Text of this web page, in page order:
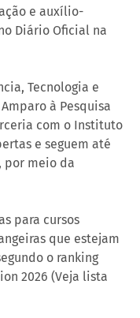
e auxílio-
Diário Oficial na
Tecnologia e
à Pesquisa
com o Instituto
e seguem até
por meio da
para cursos
que estejam
o ranking
2026 (Veja lista